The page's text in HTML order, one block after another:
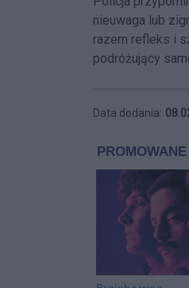
nieuwaga lub
razem refleks i
podróżujący
Data dodania: